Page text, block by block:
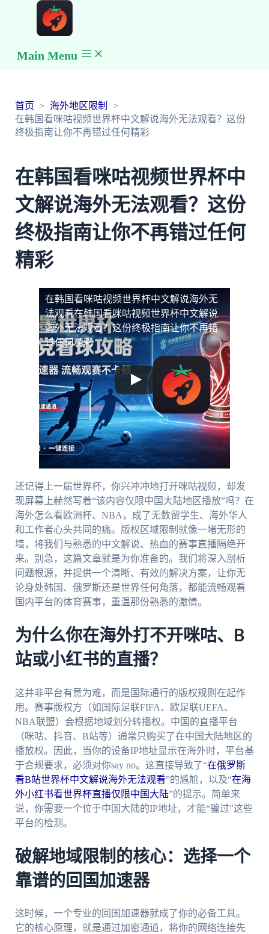
Main Menu
首页
海外地区限制
在韩国看咪咕视频世界杯中文解说海外无法观看？这份
终极指南让你不再错过任何精彩
在韩国看咪咕视频世界杯中
文解说海外无法观看？这份
终极指南让你不再错过任何
精彩
在韩国看咪咕视频世界杯中文解说海外无
法观看在韩国看咪咕视频世界杯中文解说
海外无法观看？这份终极指南让你不再错
过任何精彩
还记得上一届世界杯，你兴冲冲地打开咪咕视频，却发
现屏幕上赫然写着“该内容仅限中国大陆地区播放”吗？在
海外怎么看欧洲杯、NBA，成了无数留学生、海外华人
和工作者心头共同的痛。版权区域限制就像一堵无形的
墙，将我们与熟悉的中文解说、热血的赛事直播隔绝开
来。别急，这篇文章就是为你准备的。我们将深入剖析
问题根源，并提供一个清晰、有效的解决方案，让你无
论身处韩国、俄罗斯还是世界任何角落，都能流畅观看
国内平台的体育赛事，重温那份熟悉的激情。
为什么你在海外打不开咪咕、B
站或小红书的直播？
这并非平台有意为难，而是国际通行的版权规则在起作
用。赛事版权方（如国际足联FIFA、欧足联UEFA、
NBA联盟）会根据地域划分转播权。中国的直播平台
（咪咕、抖音、B站等）通常只购买了在中国大陆地区的
播放权。因此，当你的设备IP地址显示在海外时，平台基
于合规要求，必须对你say no。这直接导致了“在俄罗斯
看B站世界杯中文解说海外无法观看”的尴尬，以及“在海
外小红书看世界杯直播仅限中国大陆”的提示。简单来
说，你需要一个位于中国大陆的IP地址，才能“骗过”这些
平台的检测。
破解地域限制的核心：选择一个
靠谱的回国加速器
这时候，一个专业的回国加速器就成了你的必备工具。
它的核心原理，就是通过加密通道，将你的网络连接先